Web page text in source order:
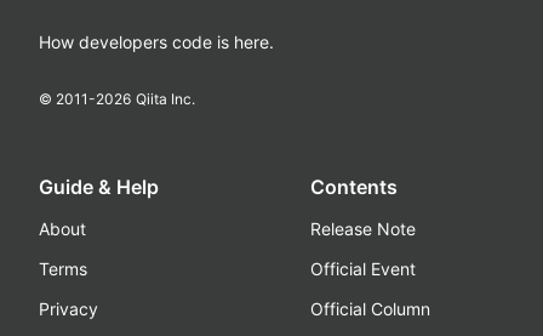
How developers code is here.
© 2011-2026 Qiita Inc.
Guide & Help
About
Terms
Privacy
Contents
Release Note
Official Event
Official Column